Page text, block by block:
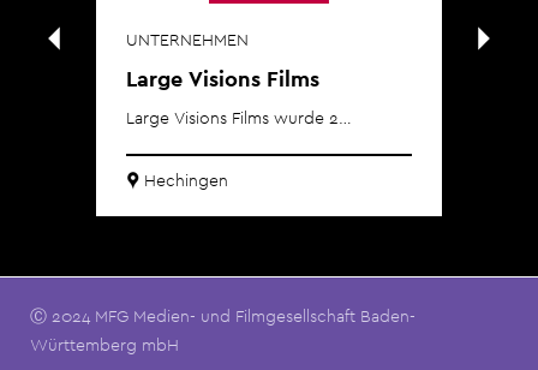
UNTERNEHMEN
Large Visions Films
Large Visions Films wurde 2…
Hechingen
Ⓒ 2024 MFG Medien- und Filmgesellschaft Baden-
Württemberg mbH